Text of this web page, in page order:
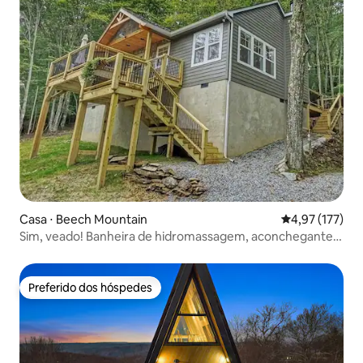
Casa ⋅ Beech Mountain 4,97 de uma
4,97 (177)
Sim, veado! Banheira de hidromassagem, aconchegante,
Preferido dos hóspedes
Preferido dos hóspedes